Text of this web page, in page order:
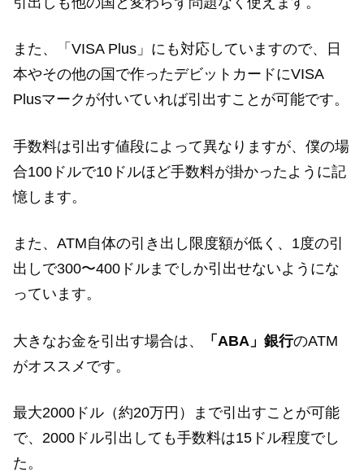
また、「VISA Plus」にも対応していますので、日
本やその他の国で作ったデビットカードにVISA
Plusマークが付いていれば引出すことが可能です。
手数料は引出す値段によって異なりますが、僕の場
合100ドルで10ドルほど手数料が掛かったように記
憶します。
また、ATM自体の引き出し限度額が低く、1度の引
出しで300〜400ドルまでしか引出せないようにな
っています。
大きなお金を引出す場合は、 「ABA」銀行のATM
がオススメです。
最大2000ドル（約20万円）まで引出すことが可能
で、2000ドル引出しても手数料は15ドル程度でし
た。